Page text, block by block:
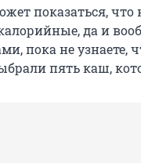
показаться,
да и
пока не узнаете,
пять каш,